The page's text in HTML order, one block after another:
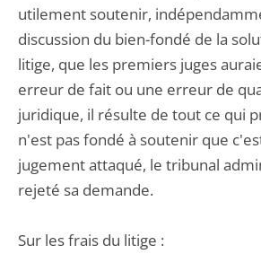
utilement soutenir,
discussion du bien-fondé de la
litige, que les premiers juges
erreur de fait ou une erreur de
juridique, il résulte de tout ce qui
n'est pas fondé à soutenir que
jugement attaqué, le tribunal
rejeté sa demande.
Sur les frais du litige :